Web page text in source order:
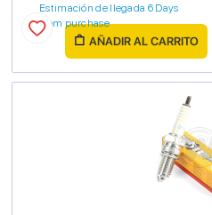
Estimación de llegada 6 Days
from purchase
AÑADIR AL CARRITO